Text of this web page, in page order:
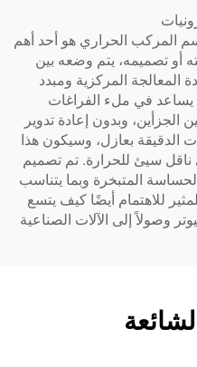
المركب الحراري هو أحد أهم
أو تصميمه، يتم وضعه بين
المعالجة المركزية ومبدد
يساعد في ملء الفراغات
الجزأين، وبدون إعادة تدوير
الدقيقة بعازل، وسيكون هذا
ناقل سيئ للحرارة. تم تصميم
المتبخرة وبما يتناسب
للاهتمام أيضًا كيف يتسع
وصولاً إلى الآلات الصناعية